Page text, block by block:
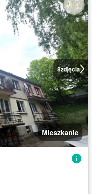
8zdjęcia
Mieszkanie